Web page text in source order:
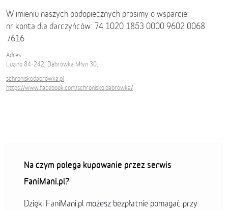
W imieniu naszych podopiecznych prosimy o wsparcie:
nr konta dla darczyńców: 74 1020 1853 0000 9602 0068
7616
Adres:
Luzino 84-242, Dąbrówka Młyn 30,
schroniskodabrowka.pl
https://www.facebook.com/schronisko.dabrowka/
Na czym polega kupowanie przez serwis
FaniMani.pl?
Dzięki FaniMani.pl możesz bezpłatnie pomagać przy